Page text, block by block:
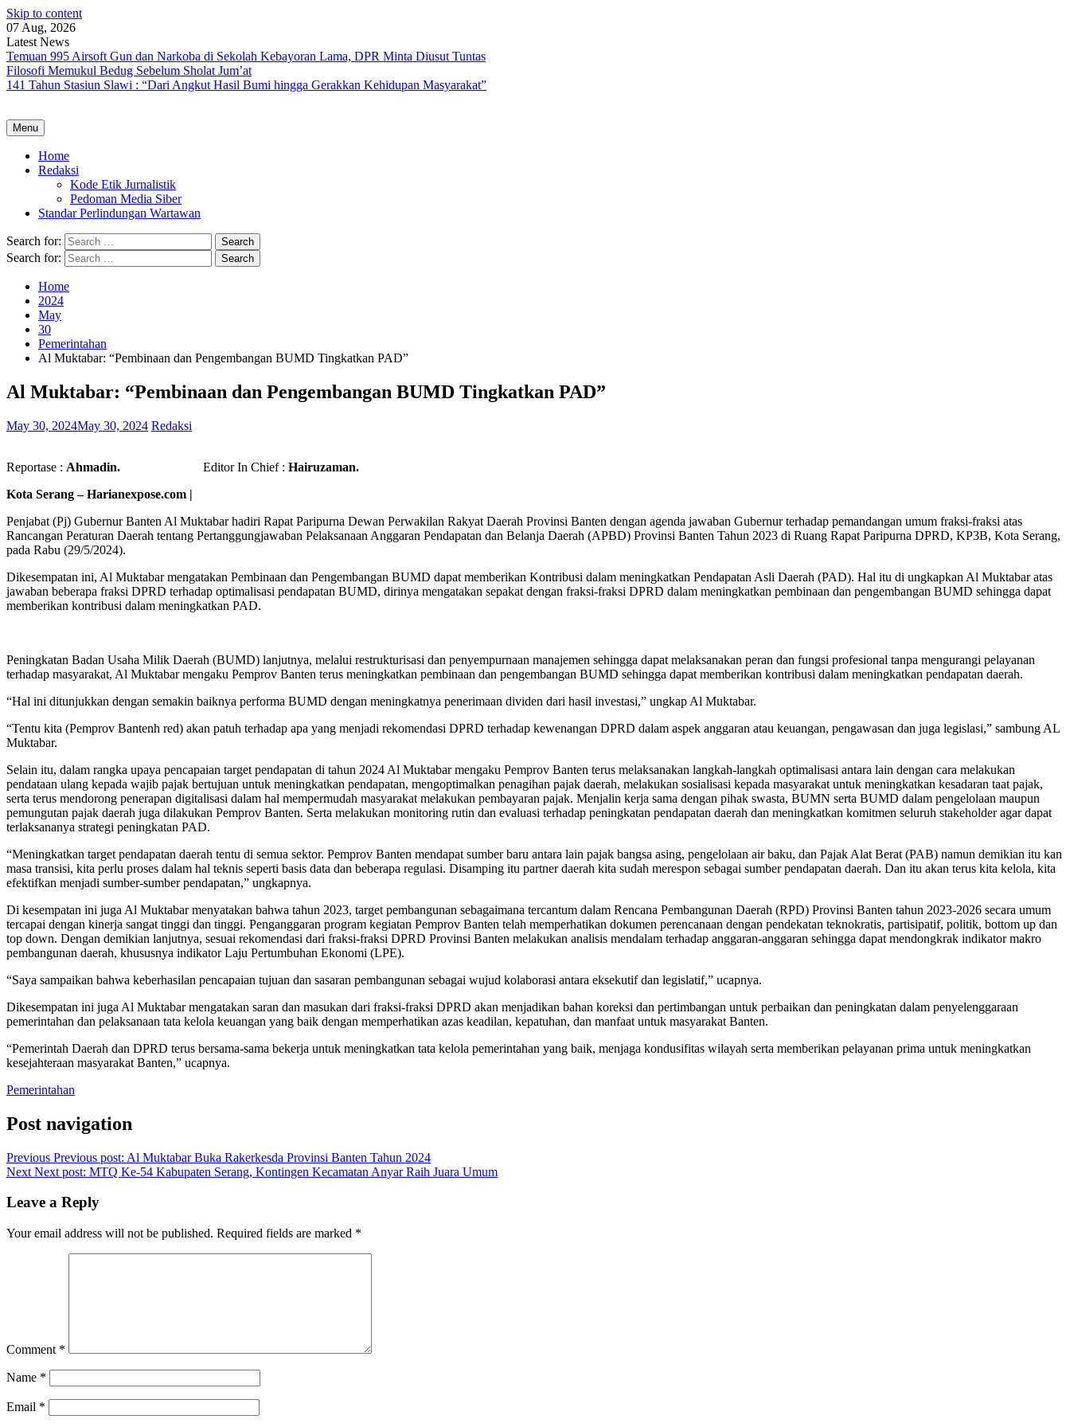
Skip to content
07 Aug, 2026
Latest News
Temuan 995 Airsoft Gun dan Narkoba di Sekolah Kebayoran Lama, DPR Minta Diusut Tuntas
Filosofi Memukul Bedug Sebelum Sholat Jum’at
141 Tahun Stasiun Slawi : “Dari Angkut Hasil Bumi hingga Gerakkan Kehidupan Masyarakat”
Menu
Home
Redaksi
Kode Etik Jurnalistik
Pedoman Media Siber
Standar Perlindungan Wartawan
Search for:
Search for:
Home
2024
May
30
Pemerintahan
Al Muktabar: “Pembinaan dan Pengembangan BUMD Tingkatkan PAD”
Al Muktabar: “Pembinaan dan Pengembangan BUMD Tingkatkan PAD”
May 30, 2024May 30, 2024 Redaksi
Reportase : Ahmadin. Editor In Chief : Hairuzaman.
Kota Serang – Harianexpose.com |
Penjabat (Pj) Gubernur Banten Al Muktabar hadiri Rapat Paripurna Dewan Perwakilan Rakyat Daerah Provinsi Banten dengan agenda jawaban Gubernur terhadap pemandangan umum fraksi-fraksi atas
Rancangan Peraturan Daerah tentang Pertanggungjawaban Pelaksanaan Anggaran Pendapatan dan Belanja Daerah (APBD) Provinsi Banten Tahun 2023 di Ruang Rapat Paripurna DPRD, KP3B, Kota Serang,
pada Rabu (29/5/2024).
Dikesempatan ini, Al Muktabar mengatakan Pembinaan dan Pengembangan BUMD dapat memberikan Kontribusi dalam meningkatkan Pendapatan Asli Daerah (PAD). Hal itu di ungkapkan Al Muktabar atas
jawaban beberapa fraksi DPRD terhadap optimalisasi pendapatan BUMD, dirinya mengatakan sepakat dengan fraksi-fraksi DPRD dalam meningkatkan pembinaan dan pengembangan BUMD sehingga dapat
memberikan kontribusi dalam meningkatkan PAD.
Peningkatan Badan Usaha Milik Daerah (BUMD) lanjutnya, melalui restrukturisasi dan penyempurnaan manajemen sehingga dapat melaksanakan peran dan fungsi profesional tanpa mengurangi pelayanan
terhadap masyarakat, Al Muktabar mengaku Pemprov Banten terus meningkatkan pembinaan dan pengembangan BUMD sehingga dapat memberikan kontribusi dalam meningkatkan pendapatan daerah.
“Hal ini ditunjukkan dengan semakin baiknya performa BUMD dengan meningkatnya penerimaan dividen dari hasil investasi,” ungkap Al Muktabar.
“Tentu kita (Pemprov Bantenh red) akan patuh terhadap apa yang menjadi rekomendasi DPRD terhadap kewenangan DPRD dalam aspek anggaran atau keuangan, pengawasan dan juga legislasi,” sambung AL
Muktabar.
Selain itu, dalam rangka upaya pencapaian target pendapatan di tahun 2024 Al Muktabar mengaku Pemprov Banten terus melaksanakan langkah-langkah optimalisasi antara lain dengan cara melakukan
pendataan ulang kepada wajib pajak bertujuan untuk meningkatkan pendapatan, mengoptimalkan penagihan pajak daerah, melakukan sosialisasi kepada masyarakat untuk meningkatkan kesadaran taat pajak,
serta terus mendorong penerapan digitalisasi dalam hal mempermudah masyarakat melakukan pembayaran pajak. Menjalin kerja sama dengan pihak swasta, BUMN serta BUMD dalam pengelolaan maupun
pemungutan pajak daerah juga dilakukan Pemprov Banten. Serta melakukan monitoring rutin dan evaluasi terhadap peningkatan pendapatan daerah dan meningkatkan komitmen seluruh stakeholder agar dapat
terlaksananya strategi peningkatan PAD.
“Meningkatkan target pendapatan daerah tentu di semua sektor. Pemprov Banten mendapat sumber baru antara lain pajak bangsa asing, pengelolaan air baku, dan Pajak Alat Berat (PAB) namun demikian itu kan
masa transisi, kita perlu proses dalam hal teknis seperti basis data dan beberapa regulasi. Disamping itu partner daerah kita sudah merespon sebagai sumber pendapatan daerah. Dan itu akan terus kita kelola, kita
efektifkan menjadi sumber-sumber pendapatan,” ungkapnya.
Di kesempatan ini juga Al Muktabar menyatakan bahwa tahun 2023, target pembangunan sebagaimana tercantum dalam Rencana Pembangunan Daerah (RPD) Provinsi Banten tahun 2023-2026 secara umum
tercapai dengan kinerja sangat tinggi dan tinggi. Penganggaran program kegiatan Pemprov Banten telah memperhatikan dokumen perencanaan dengan pendekatan teknokratis, partisipatif, politik, bottom up dan
top down. Dengan demikian lanjutnya, sesuai rekomendasi dari fraksi-fraksi DPRD Provinsi Banten melakukan analisis mendalam terhadap anggaran-anggaran sehingga dapat mendongkrak indikator makro
pembangunan daerah, khususnya indikator Laju Pertumbuhan Ekonomi (LPE).
“Saya sampaikan bahwa keberhasilan pencapaian tujuan dan sasaran pembangunan sebagai wujud kolaborasi antara eksekutif dan legislatif,” ucapnya.
Dikesempatan ini juga Al Muktabar mengatakan saran dan masukan dari fraksi-fraksi DPRD akan menjadikan bahan koreksi dan pertimbangan untuk perbaikan dan peningkatan dalam penyelenggaraan
pemerintahan dan pelaksanaan tata kelola keuangan yang baik dengan memperhatikan azas keadilan, kepatuhan, dan manfaat untuk masyarakat Banten.
“Pemerintah Daerah dan DPRD terus bersama-sama bekerja untuk meningkatkan tata kelola pemerintahan yang baik, menjaga kondusifitas wilayah serta memberikan pelayanan prima untuk meningkatkan
kesejahteraan masyarakat Banten,” ucapnya.
Pemerintahan
Post navigation
Previous Previous post: Al Muktabar Buka Rakerkesda Provinsi Banten Tahun 2024
Next Next post: MTQ Ke-54 Kabupaten Serang, Kontingen Kecamatan Anyar Raih Juara Umum
Leave a Reply
Your email address will not be published. Required fields are marked *
Comment *
Name *
Email *